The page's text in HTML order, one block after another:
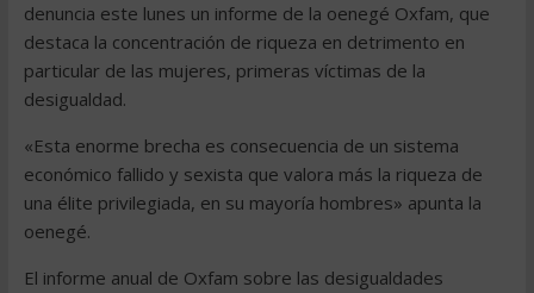
denuncia este lunes un informe de la oenegé Oxfam, que
destaca la concentración de riqueza en detrimento en
particular de las mujeres, primeras víctimas de la
desigualdad.
«Esta enorme brecha es consecuencia de un sistema
económico fallido y sexista que valora más la riqueza de
una élite privilegiada, en su mayoría hombres» apunta la
oenegé.
El informe anual de Oxfam sobre las desigualdades